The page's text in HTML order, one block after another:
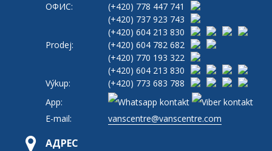
ОФИС: (+420) 778 447 741
(+420) 737 923 743
(+420) 604 213 830
Prodej:
(+420) 604 782 682
(+420) 770 193 322
(+420) 604 213 830
Výkup:
(+420) 773 683 788
App:
E-mail:
vanscentre@vanscentre.com
АДРЕС